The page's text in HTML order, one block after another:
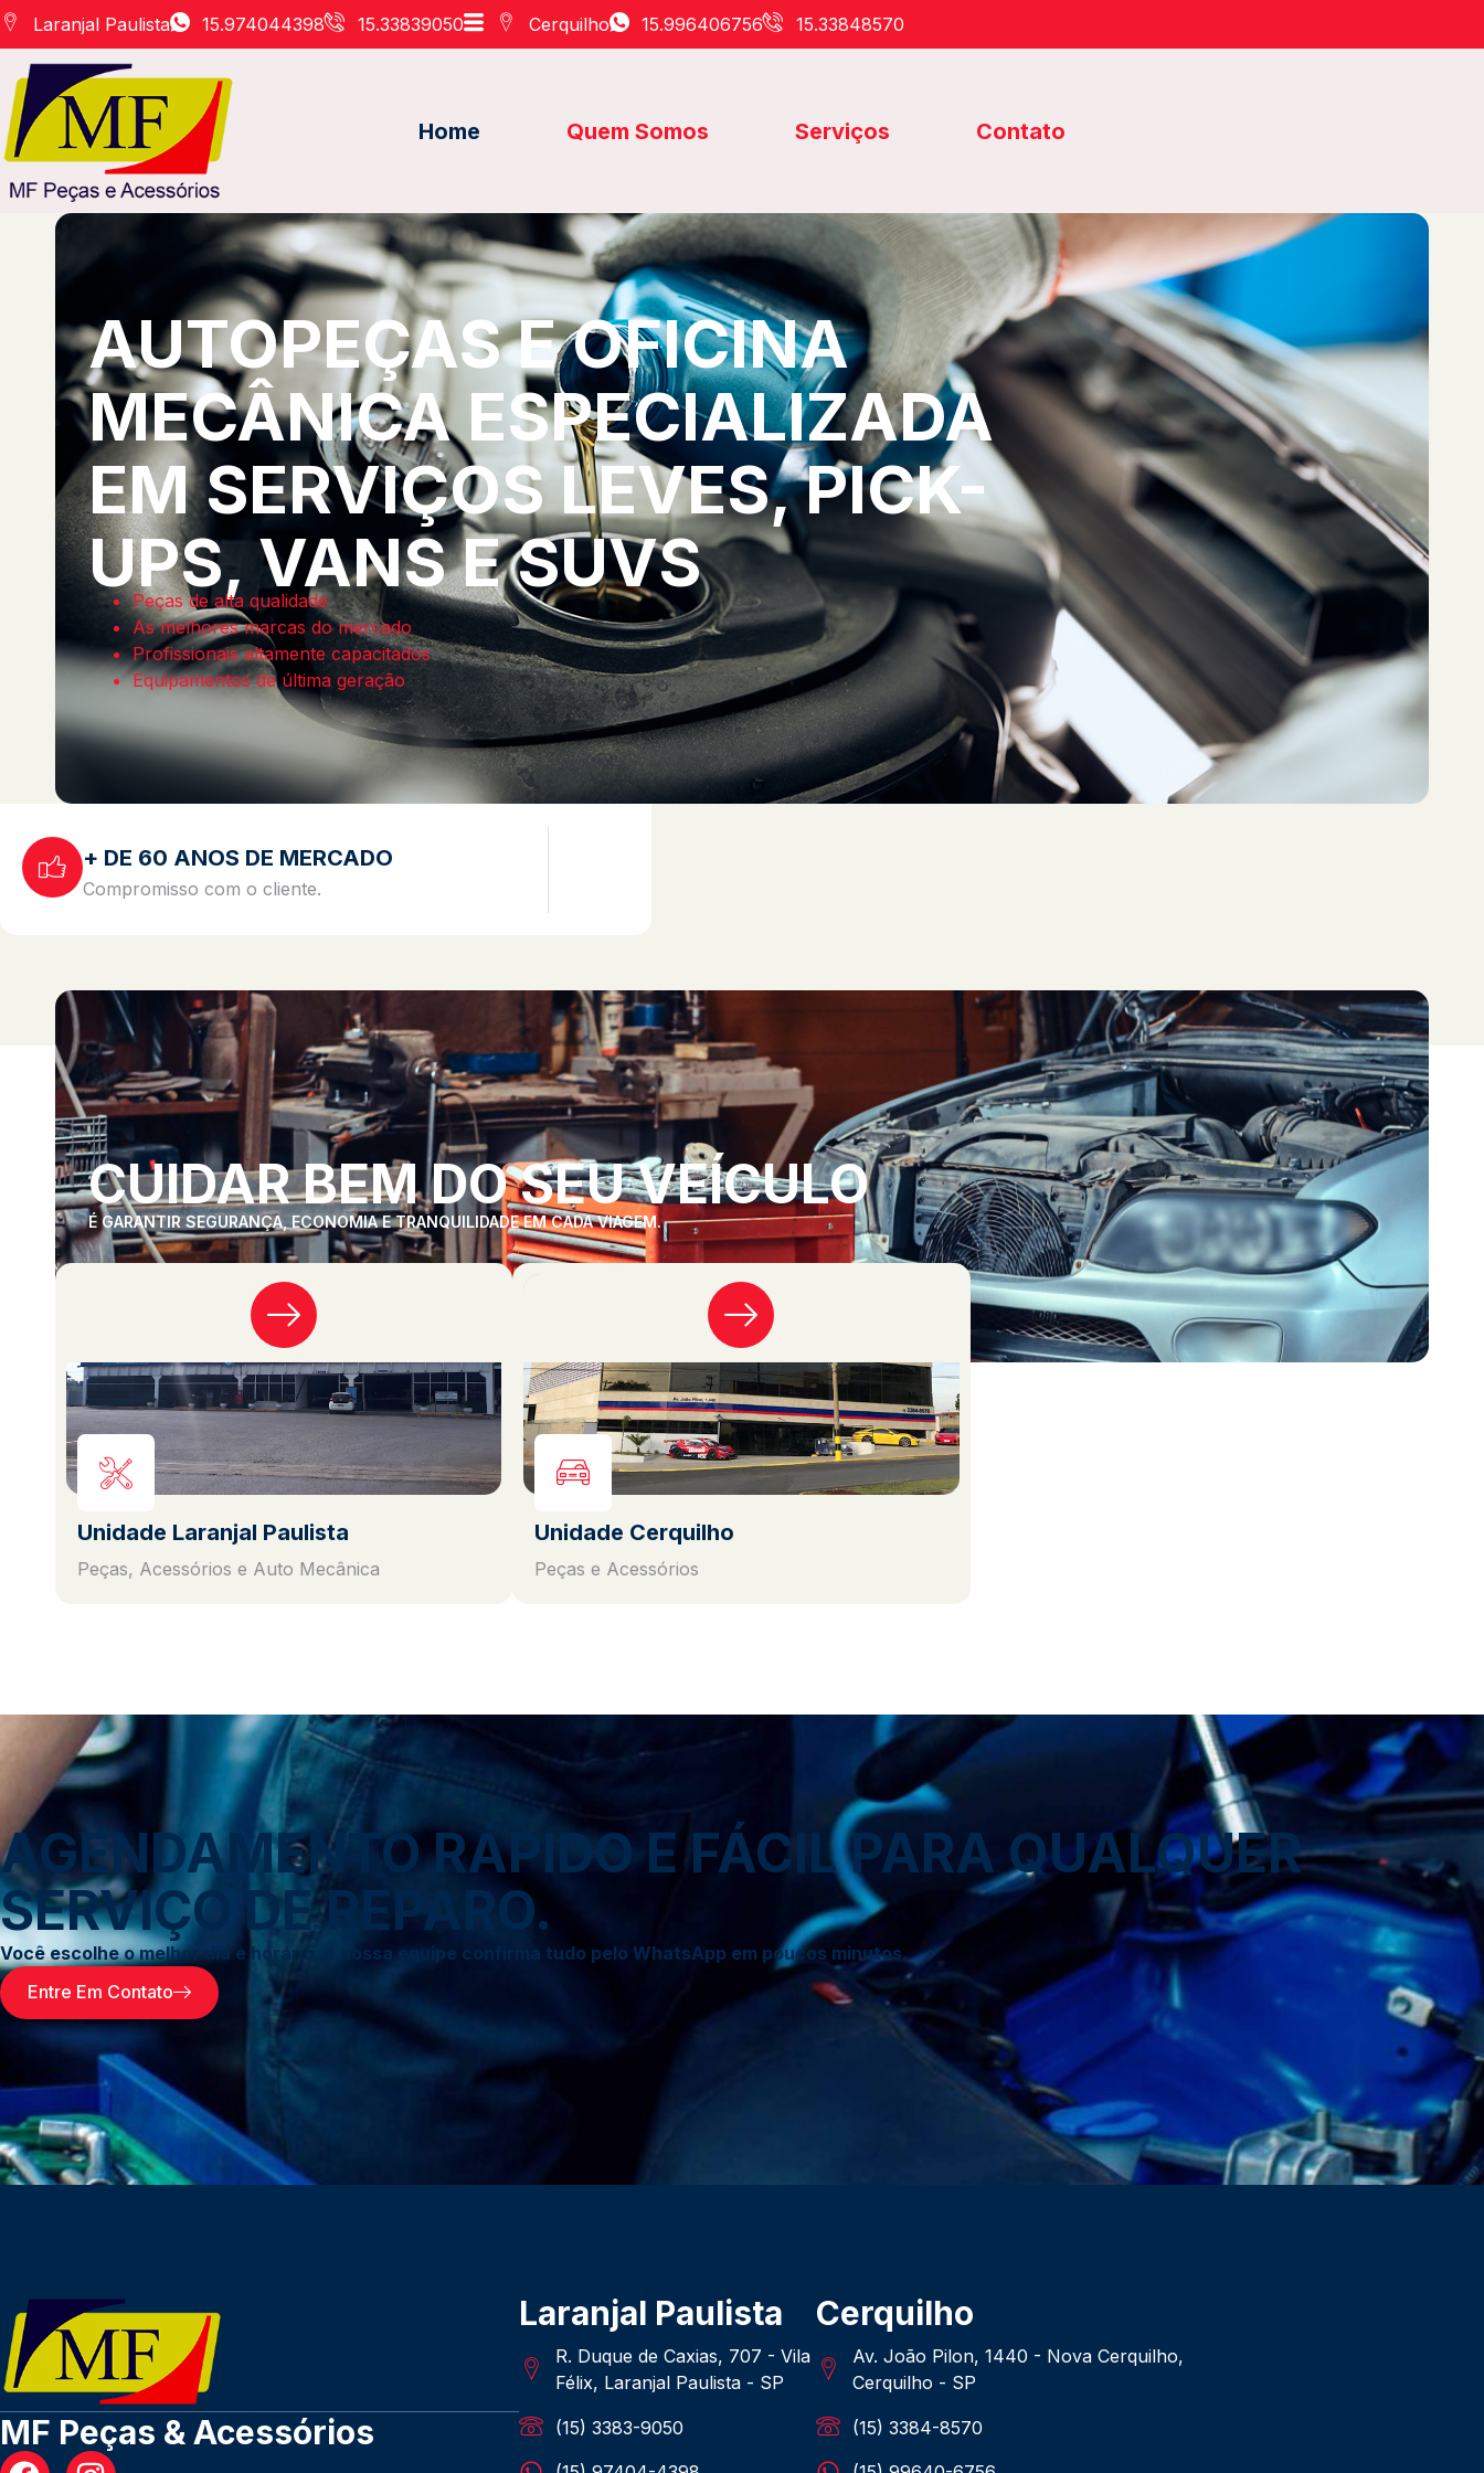
Laranjal Paulista 15.974044398 15.33839050 Cerquilho 15.996406756 15.33848570
Home Quem Somos Serviços Contato
AUTOPEÇAS E OFICINA
MECÂNICA ESPECIALIZADA
EM SERVIÇOS LEVES, PICK-
UPS, VANS E SUVS
Peças de alta qualidade
As melhores marcas do mercado
Profissionais altamente capacitados
Equipamentos de última geração
+ DE 60 ANOS DE MERCADO
Compromisso com o cliente.
CUIDAR BEM DO SEU VEÍCULO
É GARANTIR SEGURANÇA, ECONOMIA E TRANQUILIDADE EM CADA VIAGEM.
Unidade Laranjal Paulista
Peças, Acessórios e Auto Mecânica
Unidade Cerquilho
Peças e Acessórios
AGENDAMENTO RÁPIDO E FÁCIL PARA QUALQUER
SERVIÇO DE REPARO.
Você escolhe o melhor dia e horário, e nossa equipe confirma tudo pelo WhatsApp em poucos minutos.
Entre Em Contato
MF Peças & Acessórios
Laranjal Paulista
R. Duque de Caxias, 707 - Vila
Félix, Laranjal Paulista - SP
(15) 3383-9050
Cerquilho
Av. João Pilon, 1440 - Nova Cerquilho,
Cerquilho - SP
(15) 3384-8570